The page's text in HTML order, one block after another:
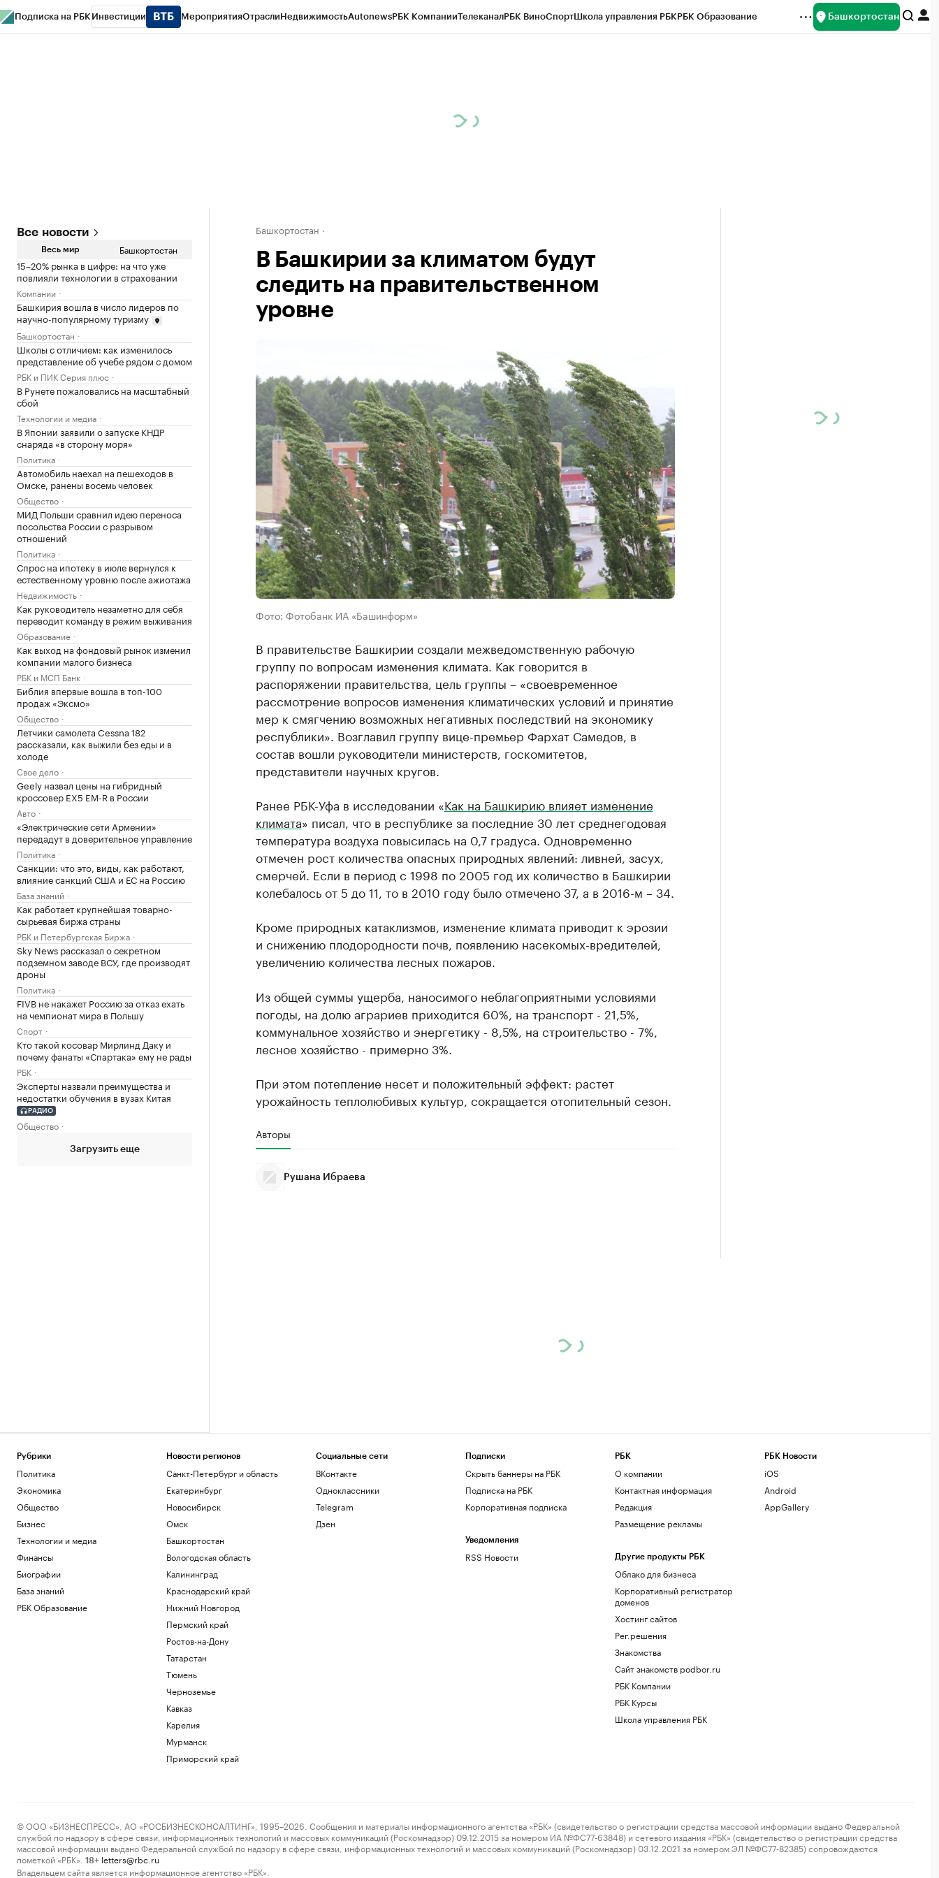
Подписка на РБК Инвестиции МероприятияОтраслиНедвижимостьAutonewsРБК КомпанииТелеканалРБК ВиноСпортШкола управления РБКРБК Образование Башкортостан
Все новости
Весь мир Башкортостан
15–20% рынка в цифре: на что уже
повлияли технологии в страховании
Компании
Башкирия вошла в число лидеров по
научно-популярному туризму
Башкортостан
Школы с отличием: как изменилось
представление об учебе рядом с домом
РБК и ПИК Серия плюс
В Рунете пожаловались на масштабный
сбой
Технологии и медиа
В Японии заявили о запуске КНДР
снаряда «в сторону моря»
Политика
Автомобиль наехал на пешеходов в
Омске, ранены восемь человек
Общество
МИД Польши сравнил идею переноса
посольства России с разрывом
отношений
Политика
Спрос на ипотеку в июле вернулся к
естественному уровню после ажиотажа
Недвижимость
Как руководитель незаметно для себя
переводит команду в режим выживания
Образование
Как выход на фондовый рынок изменил
компании малого бизнеса
РБК и МСП Банк
Библия впервые вошла в топ-100
продаж «Эксмо»
Общество
Летчики самолета Cessna 182
рассказали, как выжили без еды и в
холоде
Свое дело
Geely назвал цены на гибридный
кроссовер EX5 EM-R в России
Авто
«Электрические сети Армении»
передадут в доверительное управление
Политика
Санкции: что это, виды, как работают,
влияние санкций США и ЕС на Россию
База знаний
Как работает крупнейшая товарно-
сырьевая биржа страны
РБК и Петербургская Биржа
Sky News рассказал о секретном
подземном заводе ВСУ, где производят
дроны
Политика
FIVB не накажет Россию за отказ ехать
на чемпионат мира в Польшу
Спорт
Кто такой косовар Мирлинд Даку и
почему фанаты «Спартака» ему не рады
РБК
Эксперты назвали преимущества и
недостатки обучения в вузах Китая
РАДИО
Общество
Загрузить еще
Башкортостан
В Башкирии за климатом будут
следить на правительственном
уровне
Фото: Фотобанк ИА «Башинформ»
В правительстве Башкирии создали межведомственную рабочую
группу по вопросам изменения климата. Как говорится в
распоряжении правительства, цель группы – «своевременное
рассмотрение вопросов изменения климатических условий и принятие
мер к смягчению возможных негативных последствий на экономику
республики». Возглавил группу вице-премьер Фархат Самедов, в
состав вошли руководители министерств, госкомитетов,
представители научных кругов.
Ранее РБК-Уфа в исследовании «Как на Башкирию влияет изменение
климата» писал, что в республике за последние 30 лет среднегодовая
температура воздуха повысилась на 0,7 градуса. Одновременно
отмечен рост количества опасных природных явлений: ливней, засух,
смерчей. Если в период с 1998 по 2005 год их количество в Башкирии
колебалось от 5 до 11, то в 2010 году было отмечено 37, а в 2016-м – 34.
Кроме природных катаклизмов, изменение климата приводит к эрозии
и снижению плодородности почв, появлению насекомых-вредителей,
увеличению количества лесных пожаров.
Из общей суммы ущерба, наносимого неблагоприятными условиями
погоды, на долю аграриев приходится 60%, на транспорт - 21,5%,
коммунальное хозяйство и энергетику - 8,5%, на строительство - 7%,
лесное хозяйство - примерно 3%.
При этом потепление несет и положительный эффект: растет
урожайность теплолюбивых культур, сокращается отопительный сезон.
Авторы
Рушана Ибраева
Рубрики
Политика
Экономика
Общество
Бизнес
Технологии и медиа
Финансы
Биографии
База знаний
РБК Образование
Новости регионов
Санкт-Петербург и область
Екатеринбург
Новосибирск
Омск
Башкортостан
Вологодская область
Калининград
Краснодарский край
Нижний Новгород
Пермский край
Ростов-на-Дону
Татарстан
Тюмень
Черноземье
Кавказ
Карелия
Мурманск
Приморский край
Социальные сети
ВКонтакте
Одноклассники
Telegram
Дзен
Подписки
Скрыть баннеры на РБК
Подписка на РБК
Корпоративная подписка
Уведомления
RSS Новости
РБК
О компании
Контактная информация
Редакция
Размещение рекламы
Другие продукты РБК
Облако для бизнеса
Корпоративный регистратор
доменов
Хостинг сайтов
Рег.решения
Знакомства
Сайт знакомств podbor.ru
РБК Компании
РБК Курсы
Школа управления РБК
РБК Новости
iOS
Android
AppGallery
© ООО «БИЗНЕСПРЕСС», АО «РОСБИЗНЕСКОНСАЛТИНГ», 1995–2026. Сообщения и материалы информационного агентства «РБК» (свидетельство о регистрации средства массовой информации выдано Федеральной
службой по надзору в сфере связи, информационных технологий и массовых коммуникаций (Роскомнадзор) 09.12.2015 за номером ИА №ФС77-63848) и сетевого издания «РБК» (свидетельство о регистрации средства
массовой информации выдано Федеральной службой по надзору в сфере связи, информационных технологий и массовых коммуникаций (Роскомнадзор) 03.12.2021 за номером ЭЛ №ФС77-82385) сопровождаются
пометкой «РБК».
18+ letters@rbc.ru
Владельцем сайта является информационное агентство «РБК».